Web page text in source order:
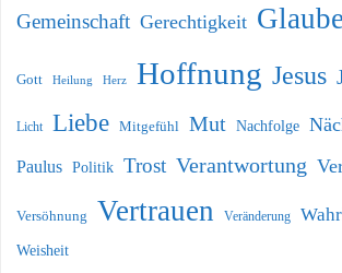
Gemeinschaft Gerechtigkeit Glaube
Gott Heilung Herz Hoffnung Jesus
Licht Liebe Mitgefühl Mut Nachfolge
Paulus Politik Trost Verantwortung
Versöhnung Vertrauen Veränderung
Weisheit